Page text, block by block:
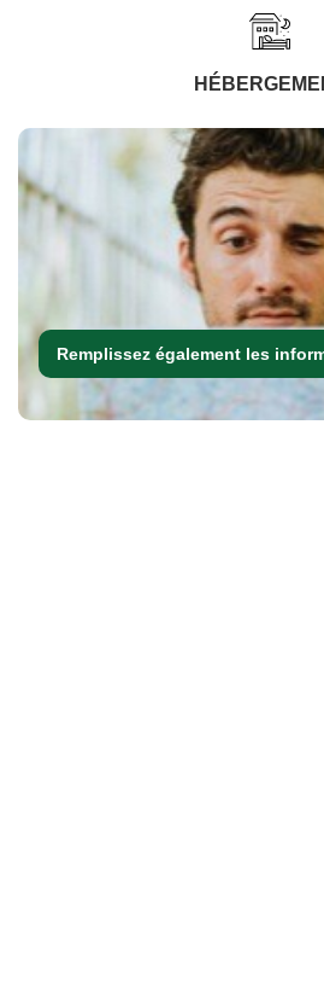
Remplissez également les